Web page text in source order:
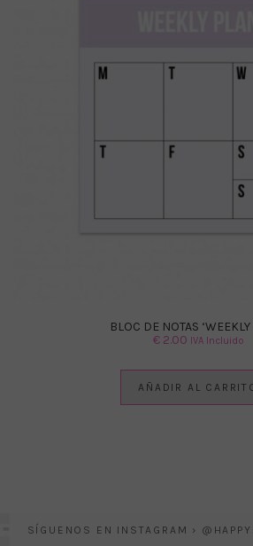
BLOC DE NOTAS ‘WEEKLY
€2.00 IVA Incluido
AÑADIR AL
SÍGUENOS EN INSTAGRAM ›